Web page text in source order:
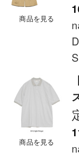
商品を見る
商品を見る